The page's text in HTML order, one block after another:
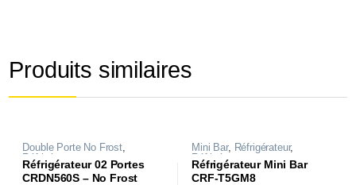
Produits similaires
Double Porte No Frost,
Réfrigérateurs
Réfrigérateur 02 Portes
CRDN560S – No Frost
Mini Bar, Réfrigérateur,
Réfrigérateurs
Réfrigérateur Mini Bar
CRF-T5GM8